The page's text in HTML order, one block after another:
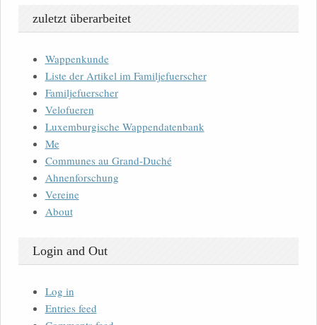
zuletzt überarbeitet
Wappenkunde
Liste der Artikel im Familjefuerscher
Familjefuerscher
Velofueren
Luxemburgische Wappendatenbank
Me
Communes au Grand-Duché
Ahnenforschung
Vereine
About
Login and Out
Log in
Entries feed